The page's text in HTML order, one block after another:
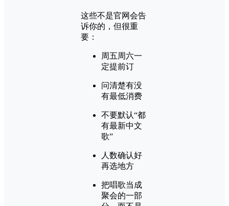
这些不是官网会告
诉你的，但很重
要：
周五周六一
定提前订
问清楚有没
有最低消费
不要默认“都
有最新中文
歌”
人数确认好
再选地方
把唱歌当成
聚会的一部